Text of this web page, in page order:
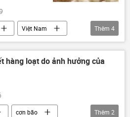
Việt Nam
Thêm 4
hàng loạt do ảnh hưởng của
cơn bão
Thêm 2